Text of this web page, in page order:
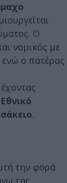
Ο
νομικός με
ο πατέρας
Εθνικό
.
την φορά
της